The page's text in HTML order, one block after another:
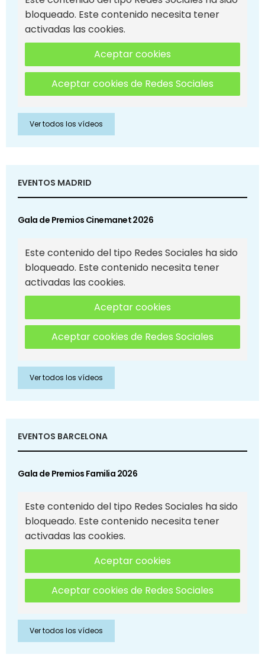
bloqueado. Este contenido necesita tener
activadas las cookies.
Aceptar cookies
Aceptar cookies de Redes Sociales
Ver todos los vídeos
EVENTOS MADRID
Gala de Premios Cinemanet 2026
Este contenido del tipo Redes Sociales ha sido
bloqueado. Este contenido necesita tener
activadas las cookies.
Aceptar cookies
Aceptar cookies de Redes Sociales
Ver todos los vídeos
EVENTOS BARCELONA
Gala de Premios Familia 2026
Este contenido del tipo Redes Sociales ha sido
bloqueado. Este contenido necesita tener
activadas las cookies.
Aceptar cookies
Aceptar cookies de Redes Sociales
Ver todos los vídeos